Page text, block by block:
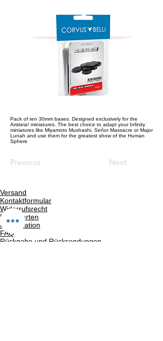
Pack of ten 30mm bases. Designed exclusively for the
Aristeia! miniatures. The best choice to adapt your Infinity
miniatures like Miyamoto Mushashi, Señor Massacre or Major
Lunah and use them for the greatest show of the Human
Sphere
Previous Next
Versand
Kontaktformular
Widerrufsrecht
Bezahlarten
Reklamation
FAQ
Rückgabe und Rücksendungen